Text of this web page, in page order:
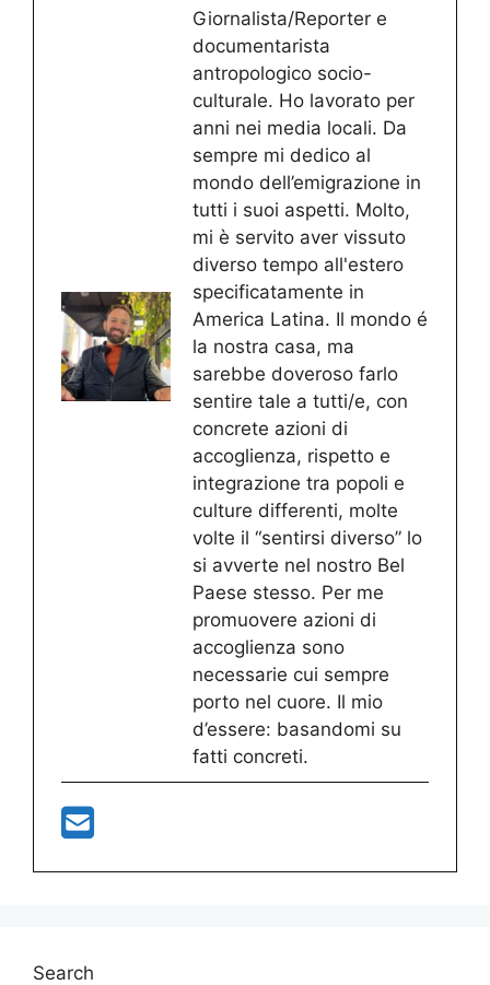
Giornalista/Reporter e
documentarista
antropologico socio-
culturale. Ho lavorato per
anni nei media locali. Da
sempre mi dedico al
mondo dell’emigrazione in
tutti i suoi aspetti. Molto,
mi è servito aver vissuto
diverso tempo all'estero
specificatamente in
America Latina. Il mondo é
la nostra casa, ma
sarebbe doveroso farlo
sentire tale a tutti/e, con
concrete azioni di
accoglienza, rispetto e
integrazione tra popoli e
culture differenti, molte
volte il “sentirsi diverso” lo
si avverte nel nostro Bel
Paese stesso. Per me
promuovere azioni di
accoglienza sono
necessarie cui sempre
porto nel cuore. Il mio
d’essere: basandomi su
fatti concreti.
Search